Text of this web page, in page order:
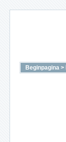
Beginpagina >